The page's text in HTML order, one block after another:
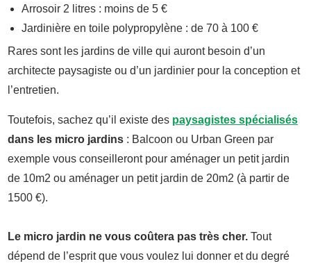
Arrosoir 2 litres : moins de 5 €
Jardinière en toile polypropylène : de 70 à 100 €
Rares sont les jardins de ville qui auront besoin d’un
architecte paysagiste ou d’un jardinier pour la conception et
l’entretien.
Toutefois, sachez qu’il existe des paysagistes spécialisés
dans les micro jardins : Balcoon ou Urban Green par
exemple vous conseilleront pour aménager un petit jardin
de 10m2 ou aménager un petit jardin de 20m2 (à partir de
1500 €).
Le micro jardin ne vous coûtera pas très cher. Tout
dépend de l’esprit que vous voulez lui donner et du degré